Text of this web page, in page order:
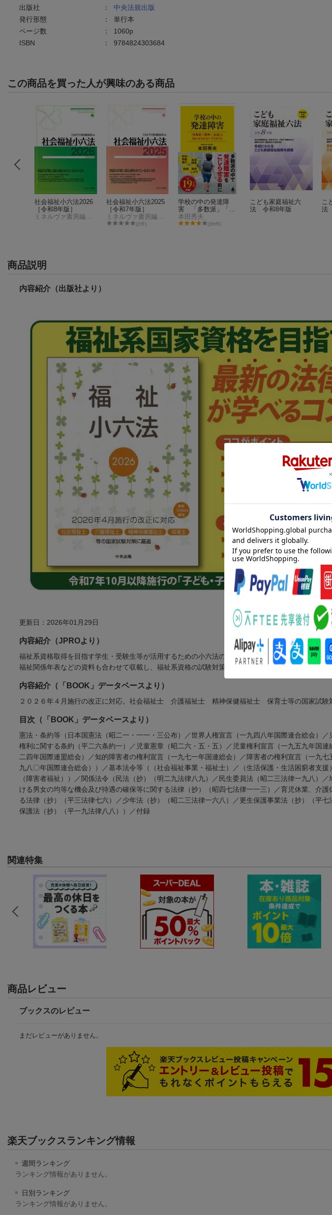
出版社
： 中央法規出版
発行形態
： 単行本
ページ数
： 1060p
ISBN
： 9784824303684
この商品を買った人が興味のある商品
社会福祉小六法2026
［令和8年版］
社会福祉小六法2025
［令和7年版］
(2件)
学校の中の発達障
害 「多数派」「標
準」「友達」に合わ
せられない子どもた
本田秀夫
(36件)
こども家庭福祉六
法 令和8年版
こ
法
商品説明
内容紹介（出版社より）
更新日：2026年01月29日
内容紹介（JPROより）
福祉系資格取得を目指す学生・受験生等が活用するための小六法の最新版。2026年4月からの改正
福祉関係年表などの資料も合わせて収載し、福祉系資格の試験対策に対応。
内容紹介（「BOOK」データベースより）
２０２６年４月施行の改正に対応。社会福祉士 介護福祉士 精神保健福祉士 保育士等の国家試験
目次（「BOOK」データベースより）
憲法・条約等（日本国憲法（昭二一・一一・三公布）／世界人権宣言（一九四八年国際連合総会）
権利に関する条約（平二六条約一）／児童憲章（昭二六・五・五）／児童権利宣言（一九五九年国
二四年国際連盟総会）／知的障害者の権利宣言（一九七一年国連総会）／障害者の権利宣言（一九
九八〇年国際連合総会））／基本法令等（（社会福祉事業・福祉士）／（生活保護・生活困窮者支
（障害者福祉））／関係法令（民法（抄）（明二九法律八九）／民生委員法（昭二三法律一九八）
ける男女の均等な機会及び待遇の確保等に関する法律（抄）（昭四七法律一一三）／育児休業、介
る法律（抄）（平三法律七六）／少年法（抄）（昭二三法律一六八）／更生保護事業法（抄）（平
保護法（抄）（平一九法律八八））／付録
関連特集
商品レビュー
ブックスのレビュー
まだレビューがありません。
楽天ブックスランキング情報
週間ランキング
ランキング情報がありません。
日別ランキング
ランキング情報がありません。